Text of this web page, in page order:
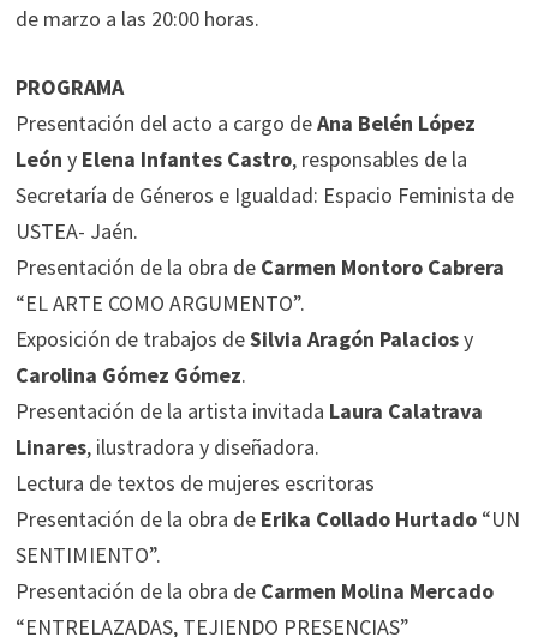
de marzo a las 20:00 horas.
PROGRAMA
Presentación del acto a cargo deAna Belén López
León y Elena Infantes Castro, responsables de la
Secretaría de Géneros e Igualdad: Espacio Feminista de
USTEA- Jaén.
Presentación de la obra de Carmen Montoro Cabrera
“EL ARTE COMO ARGUMENTO”.
Exposición de trabajos deSilvia Aragón Palaciosy
Carolina Gómez Gómez.
Presentación de la artista invitada Laura Calatrava
Linares, ilustradora y diseñadora.
Lectura de textos de mujeres escritoras
Presentación de la obra de Erika Collado Hurtado“UN
SENTIMIENTO”.
Presentación de la obra de Carmen Molina Mercado
“ENTRELAZADAS, TEJIENDO PRESENCIAS”